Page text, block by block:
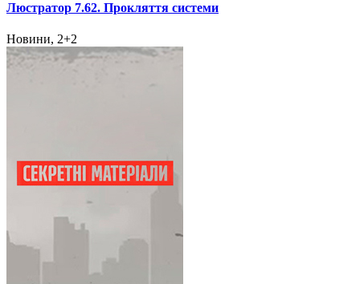
Люстратор 7.62. Прокляття системи
Новини, 2+2